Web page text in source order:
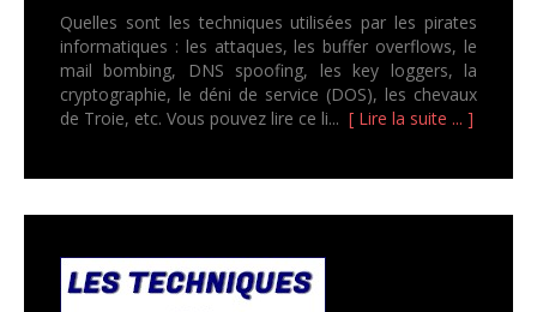
Quelles sont les techniques utilisées par les pirates
informatiques : les attaques, les buffer overflows, le
mail bombing, DNS spoofing, les key loggers, la
cryptographie, le déni de service (DOS), les chevaux
de Troie, etc. Vous pouvez lire ce li... [ Lire la suite ... ]